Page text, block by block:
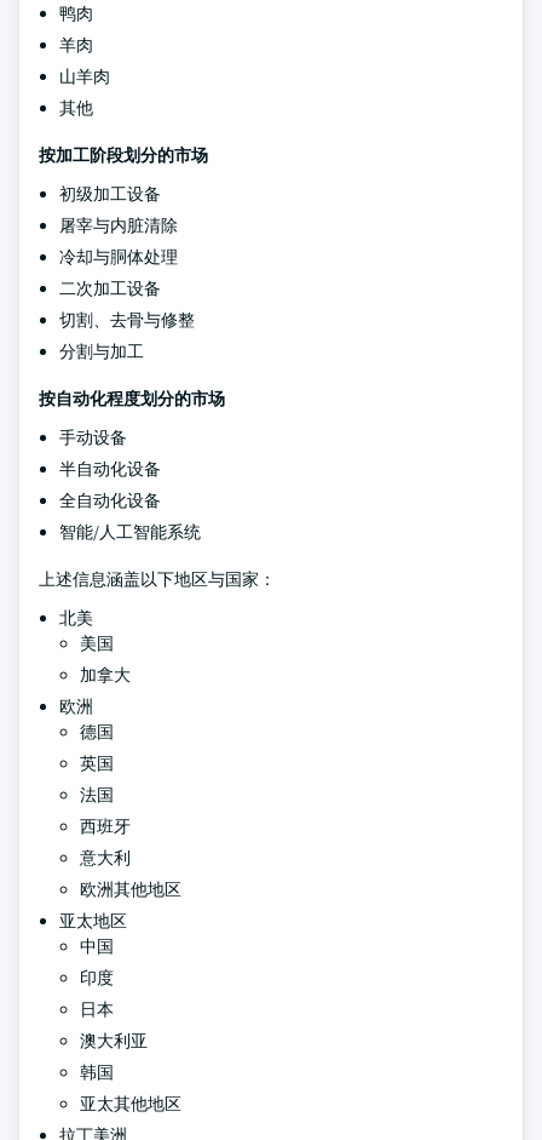
鸭肉
羊肉
山羊肉
其他
按加工阶段划分的市场
初级加工设备
屠宰与内脏清除
冷却与胴体处理
二次加工设备
切割、去骨与修整
分割与加工
按自动化程度划分的市场
手动设备
半自动化设备
全自动化设备
智能/人工智能系统
上述信息涵盖以下地区与国家：
北美
美国
加拿大
欧洲
德国
英国
法国
西班牙
意大利
欧洲其他地区
亚太地区
中国
印度
日本
澳大利亚
韩国
亚太其他地区
拉丁美洲